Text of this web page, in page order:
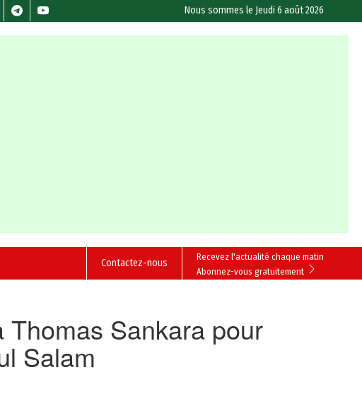
Nous sommes le Jeudi 6 août 2026
Recevez l'actualité chaque matin
Abonnez-vous gratuitement
Contactez-nous
Thomas Sankara pour
Salam